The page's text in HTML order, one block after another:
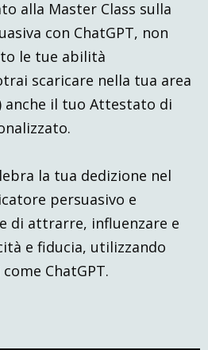
alla Master Class sulla
con ChatGPT, non
le tue abilità
scaricare nella tua area
anche il tuo Attestato di
la tua dedizione nel
persuasivo e
di attrarre, influenzare e
e fiducia, utilizzando
ChatGPT.